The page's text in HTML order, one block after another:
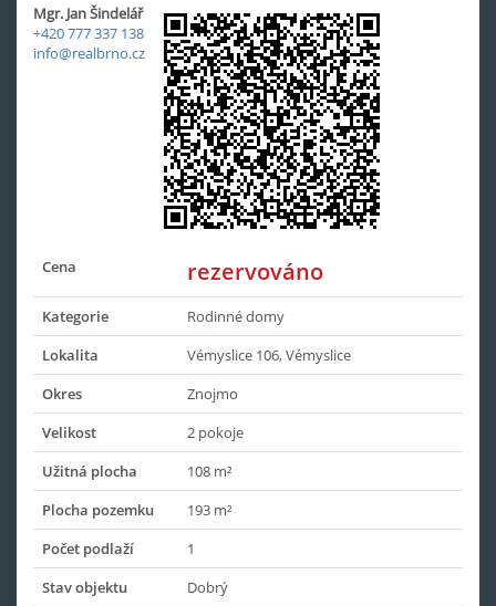
Mgr. Jan Šindelář
+420 777 337 138
info@realbrno.cz
Cena rezervováno
Kategorie
Rodinné domy
Lokalita
Vémyslice 106, Vémyslice
Okres
Znojmo
Velikost
2 pokoje
Užitná plocha
108 m²
Plocha pozemku
193 m²
Počet podlaží
1
Stav objektu
Dobrý